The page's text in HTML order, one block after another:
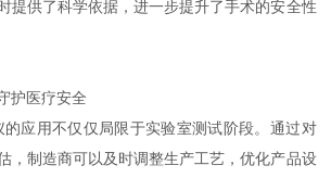
提供了科学依据，进一步提升了手术的安全性
护医疗安全
的应用不仅仅局限于实验室测试阶段。通过对
，制造商可以及时调整生产工艺，优化产品设